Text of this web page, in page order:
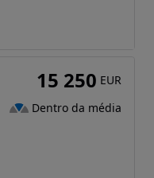
15 250 EUR
Dentro da média